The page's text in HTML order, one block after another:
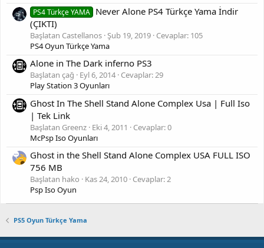
PS4 Türkçe YAMA Never Alone PS4 Türkçe Yama İndir
(ÇIKTI)
Başlatan Castellanos Şub 19, 2019 Cevaplar: 105
PS4 Oyun Türkçe Yama
Alone in The Dark inferno PS3
Başlatan çağ Eyl 6, 2014 Cevaplar: 29
Play Station 3 Oyunları
Ghost In The Shell Stand Alone Complex Usa | Full Iso
| Tek Link
Başlatan Greenz Eki 4, 2011
Cevaplar: 0
McPsp Iso Oyunları
Ghost in the Shell Stand Alone Complex USA FULL ISO
756 MB
Başlatan hako Kas 24, 2010 Cevaplar: 2
Psp Iso Oyun
PS5 Oyun Türkçe Yama